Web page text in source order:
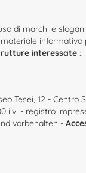
di marchi e
interessate::
Tesei, 12 - Centro
i.v. - registro
vorbehalten -